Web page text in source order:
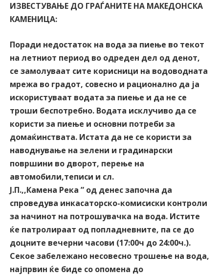
ИЗВЕСТУВАЊЕ ДО ГРАЃАНИТЕ НА МАКЕДОНСКА
КАМЕНИЦА:
Поради недостаток на вода за пиење во текот
на летниот период во одреден дел од денот,
се замолуваат сите корисници на водоводната
мрежа во градот, совесно и рационално да ја
искористуваат водата за пиење и да не се
троши беспотребно. Водата исклучиво да се
користи за пиење и основни потреби за
домаќинствата. Истата да не се користи за
наводнување на зелени и градинарски
површини во дворот, перење на
автомобили,теписи и сл.
Ј.П.,,Камена Река ” од денес започна да
спроведува инкасаторско-комисиски контроли
за начинот на потрошувачка на вода. Истите
ќе патролираат од попладневните, па се до
доцните вечерни часови (17:00ч до 24:00ч.).
Секое забележано несовесно трошење на вода,
најпрвин ќе биде со опомена до